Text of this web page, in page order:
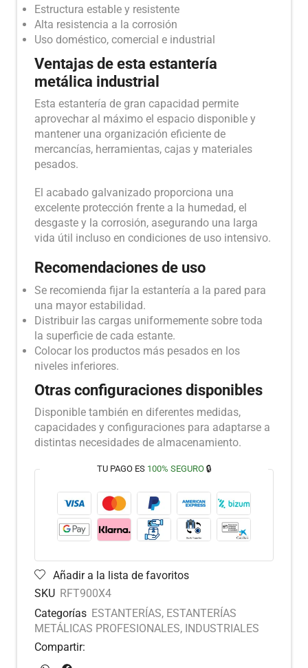
Estructura estable y resistente
Alta resistencia a la corrosión
Uso doméstico, comercial e industrial
Ventajas de esta estantería
metálica industrial
Esta estantería de gran capacidad permite
aprovechar al máximo el espacio disponible y
mantener una organización eficiente de
mercancías, herramientas, cajas y materiales
pesados.
El acabado galvanizado proporciona una
excelente protección frente a la humedad, el
desgaste y la corrosión, asegurando una larga
vida útil incluso en condiciones de uso intensivo.
Recomendaciones de uso
Se recomienda fijar la estantería a la pared para
una mayor estabilidad.
Distribuir las cargas uniformemente sobre toda
la superficie de cada estante.
Colocar los productos más pesados en los
niveles inferiores.
Otras configuraciones disponibles
Disponible también en diferentes medidas,
capacidades y configuraciones para adaptarse a
distintas necesidades de almacenamiento.
TU PAGO ES 100% SEGURO🔒
Añadir a la lista de favoritos
SKU RFT900X4
Categorías ESTANTERÍAS, ESTANTERÍAS
METÁLICAS PROFESIONALES, INDUSTRIALES
Compartir: